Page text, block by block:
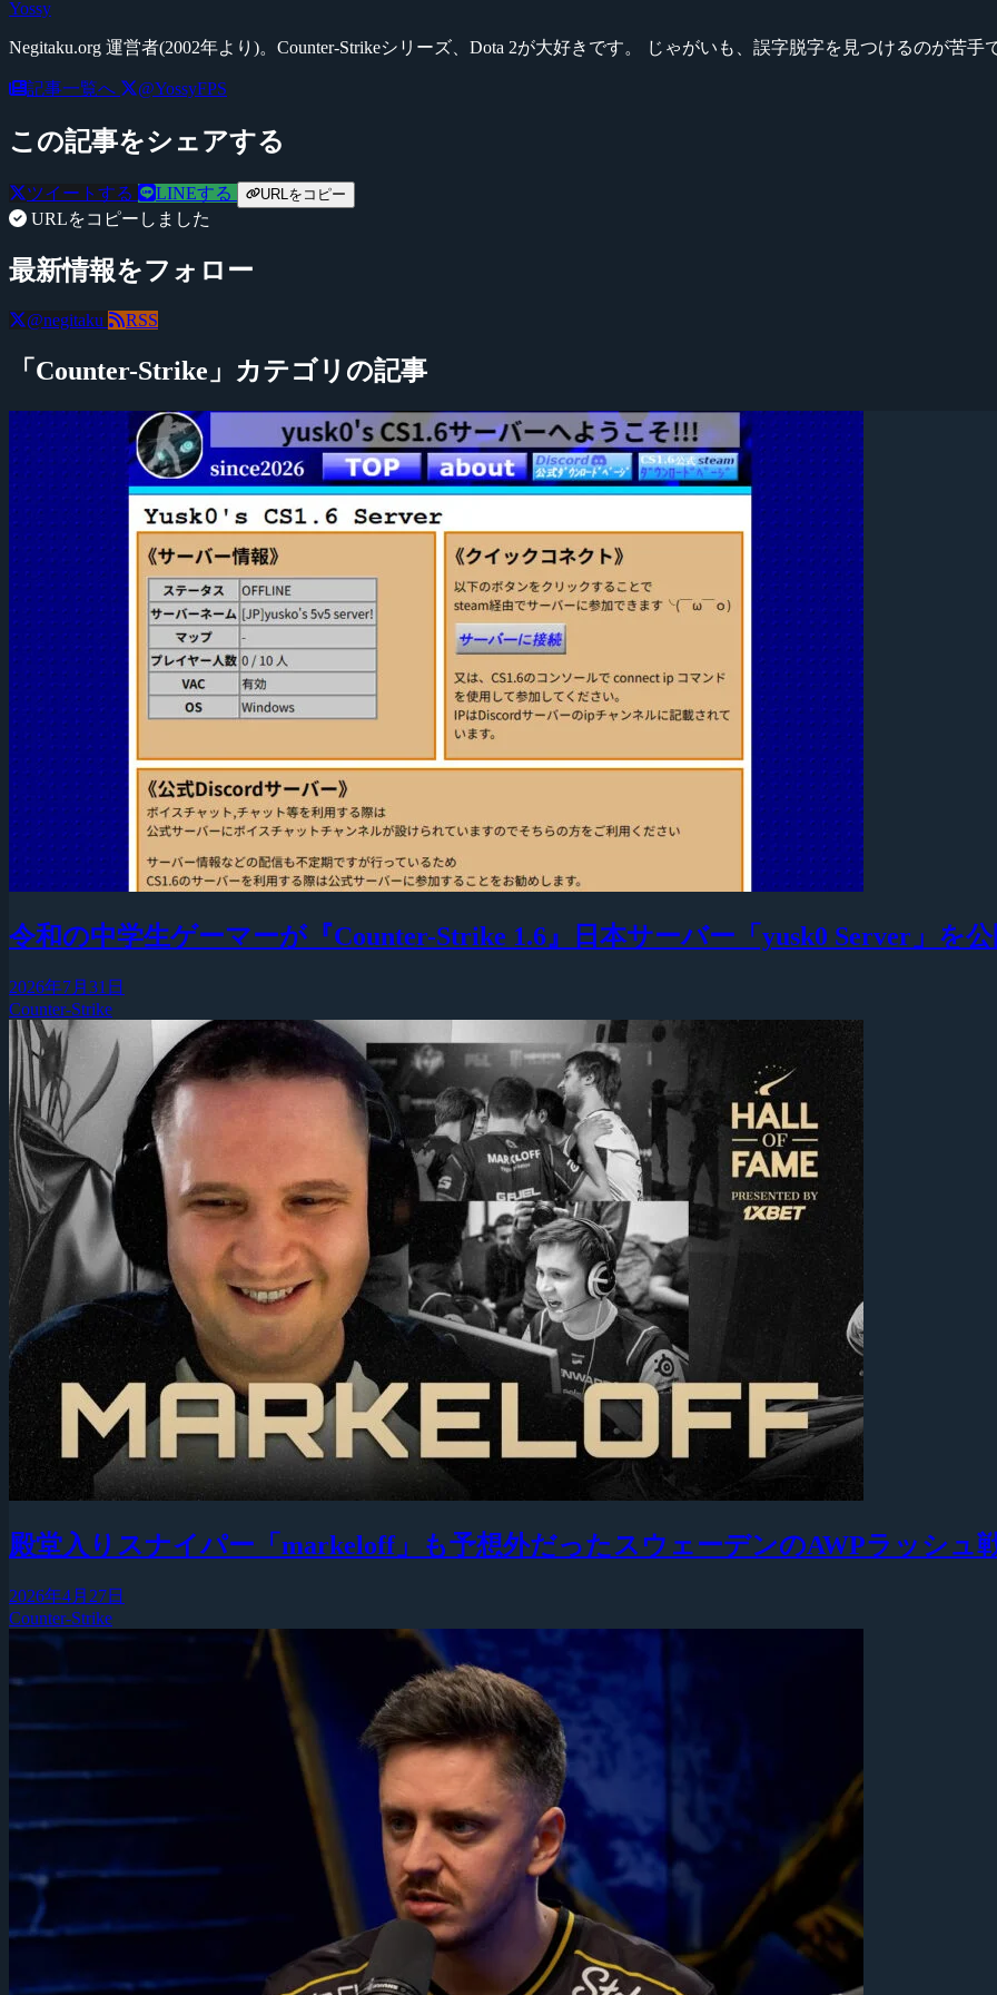
Yossy
Negitaku.org 運営者(2002年より)。Counter-Strikeシリーズ、Dota 2が大好きです。 じゃがいも、誤字脱字を見つけるのが苦
記事一覧へ @YossyFPS
この記事をシェアする
ツイートする LINEする URLをコピー
URLをコピーしました
最新情報をフォロー
@negitaku RSS
「Counter-Strike」カテゴリの記事
令和の中学生ゲーマーが『Counter-Strike 1.6』日本サーバー「yusk0 Server」を
2026年7月31日
Counter-Strike
殿堂入りスナイパー「markeloff」も予想外だったスウェーデンのAWPラッシュ
2026年4月27日
Counter-Strike